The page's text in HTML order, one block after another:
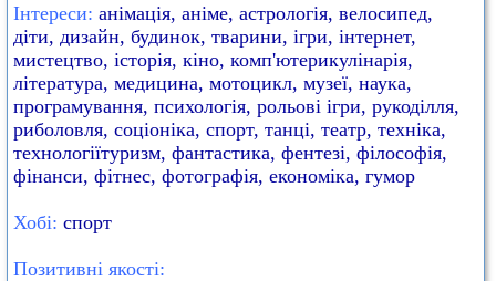
Інтереси: анімація, аніме, астрологія, велосипед,
діти, дизайн, будинок, тварини, ігри, інтернет,
мистецтво, історія, кіно, комп'ютерикулінарія,
література, медицина, мотоцикл, музеї, наука,
програмування, психологія, рольові ігри, рукоділля,
риболовля, соціоніка, спорт, танці, театр, техніка,
технологіїтуризм, фантастика, фентезі, філософія,
фінанси, фітнес, фотографія, економіка, гумор
Хобі: спорт
Позитивні якості: